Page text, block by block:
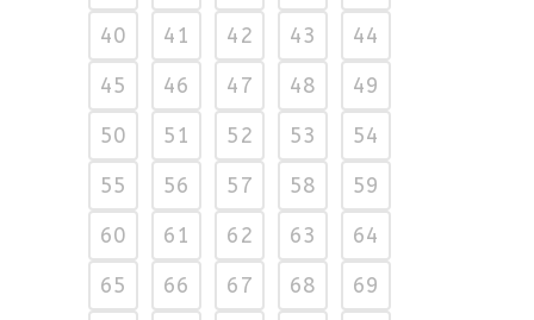
40
41 42 43
44
45
46 47 48
49
50
51 52 53
54
55
56 57 58
59
60
61 62 63
64
65
66 67 68
69